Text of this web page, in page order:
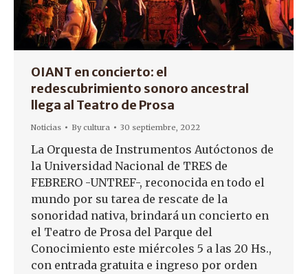
OIANT en concierto: el
redescubrimiento sonoro ancestral
llega al Teatro de Prosa
Noticias Bycultura 30 septiembre, 2022
La Orquesta de Instrumentos Autóctonos de
la Universidad Nacional de TRES de
FEBRERO -UNTREF-, reconocida en todo el
mundo por su tarea de rescate de la
sonoridad nativa, brindará un concierto en
el Teatro de Prosa del Parque del
Conocimiento este miércoles 5 a las 20 Hs.,
con entrada gratuita e ingreso por orden